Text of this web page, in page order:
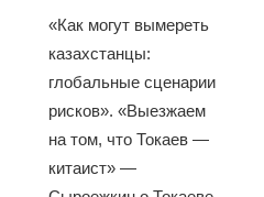
«Как могут вымереть
казахстанцы:
глобальные сценарии
рисков». «Выезжаем
на том, что Токаев —
китаист» —